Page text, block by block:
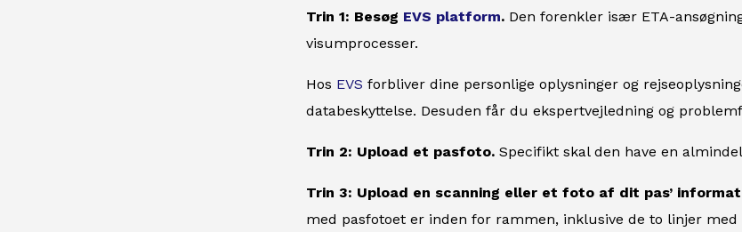
Trin 1: Besøg EVS platform. Den forenkler især ETA-
visumprocesser.
Hos EVS forbliver dine personlige oplysninger og
databeskyttelse. Desuden får du ekspertvejledning og
Trin 2: Upload et pasfoto. Specifikt skal den have en
Trin 3: Upload en scanning eller et foto af dit pas’
med pasfotoet er inden for rammen, inklusive de to linjer